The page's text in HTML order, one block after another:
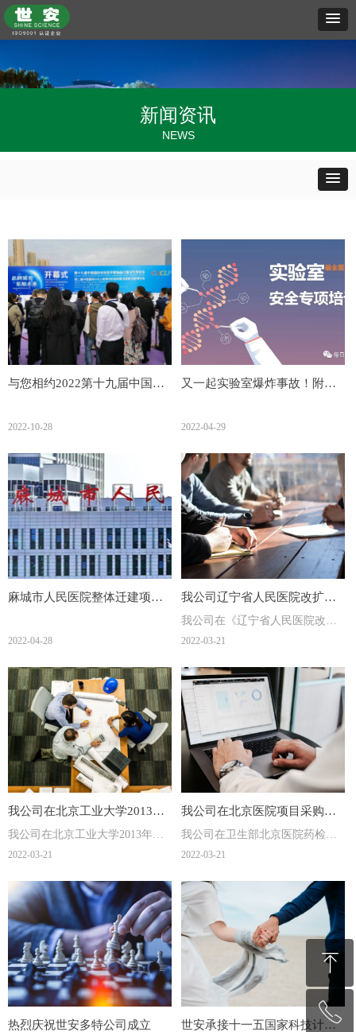
新闻资讯
NEWS
与您相约2022第十九届中国国
2022-10-28
又一起实验室爆炸事故！附实
2022-04-29
麻城市人民医院整体迁建项目
2022-04-28
我公司辽宁省人民医院改扩建
门诊病房综合楼项目中标
我公司在《辽宁省人民医院改扩
建门诊病房综合楼项目检验医学
采购项目》中中标
2022-03-21
我公司在北京工业大学2013年
度采购项目中中标
我公司在北京工业大学2013年度
采购项目中中标
2022-03-21
我公司在北京医院项目采购中
中标
我公司在卫生部北京医院药检
科、病理科实验家具及病理密集
2022-03-21
热烈庆祝世安多特公司成立 世安承接十一五国家科技计划
ꁸ
回到顶部
ꂅ